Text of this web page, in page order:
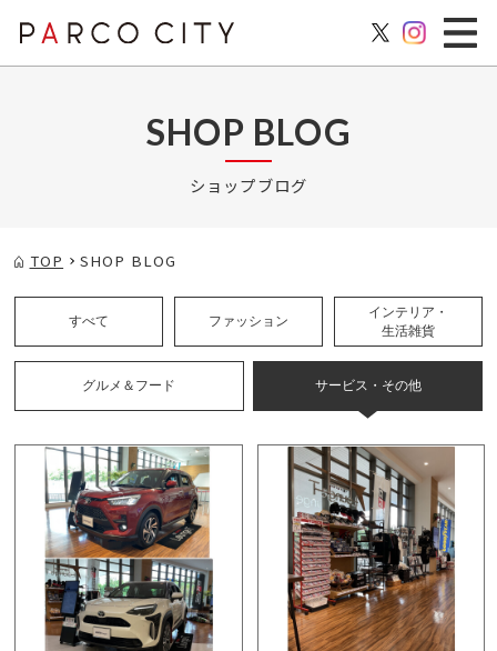
SHOP BLOG
ショップブログ
TOP SHOP BLOG
すべて ファッション
インテリア・
生活雑貨
グルメ＆フード サービス・その他